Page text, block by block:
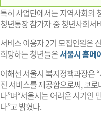
특히 사업단에서는 지역사회의
청년통장 참가자 중 청년사회서
서비스 이용자 2기 모집인원은
희망하는 청년들은서울시 홈페
이해선 서울시 복지정책과장은
진 서비스를 제공함으로써, 코
다”며“서울시는 어려운 시기인
다”고 밝혔다.